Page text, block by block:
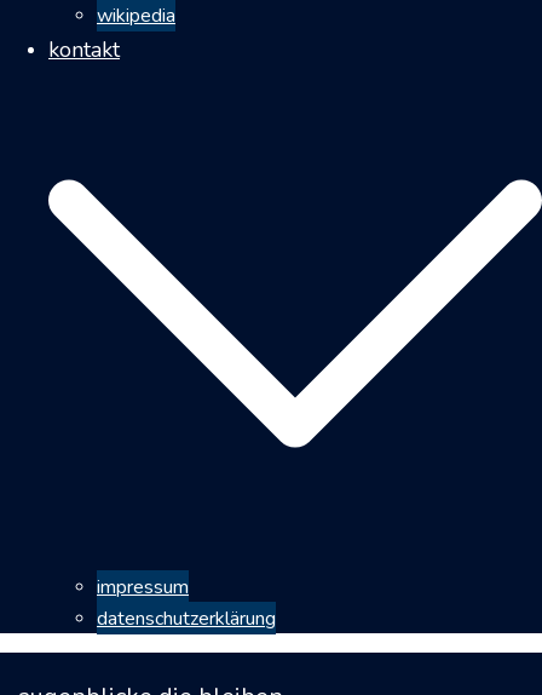
wikipedia
kontakt
impressum
datenschutzerklärung